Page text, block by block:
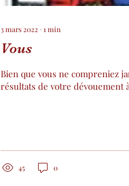
3 mars 2022 ∙ 1 min
Vous
Bien que vous ne compreniez
résultats de votre dévouement
45 0